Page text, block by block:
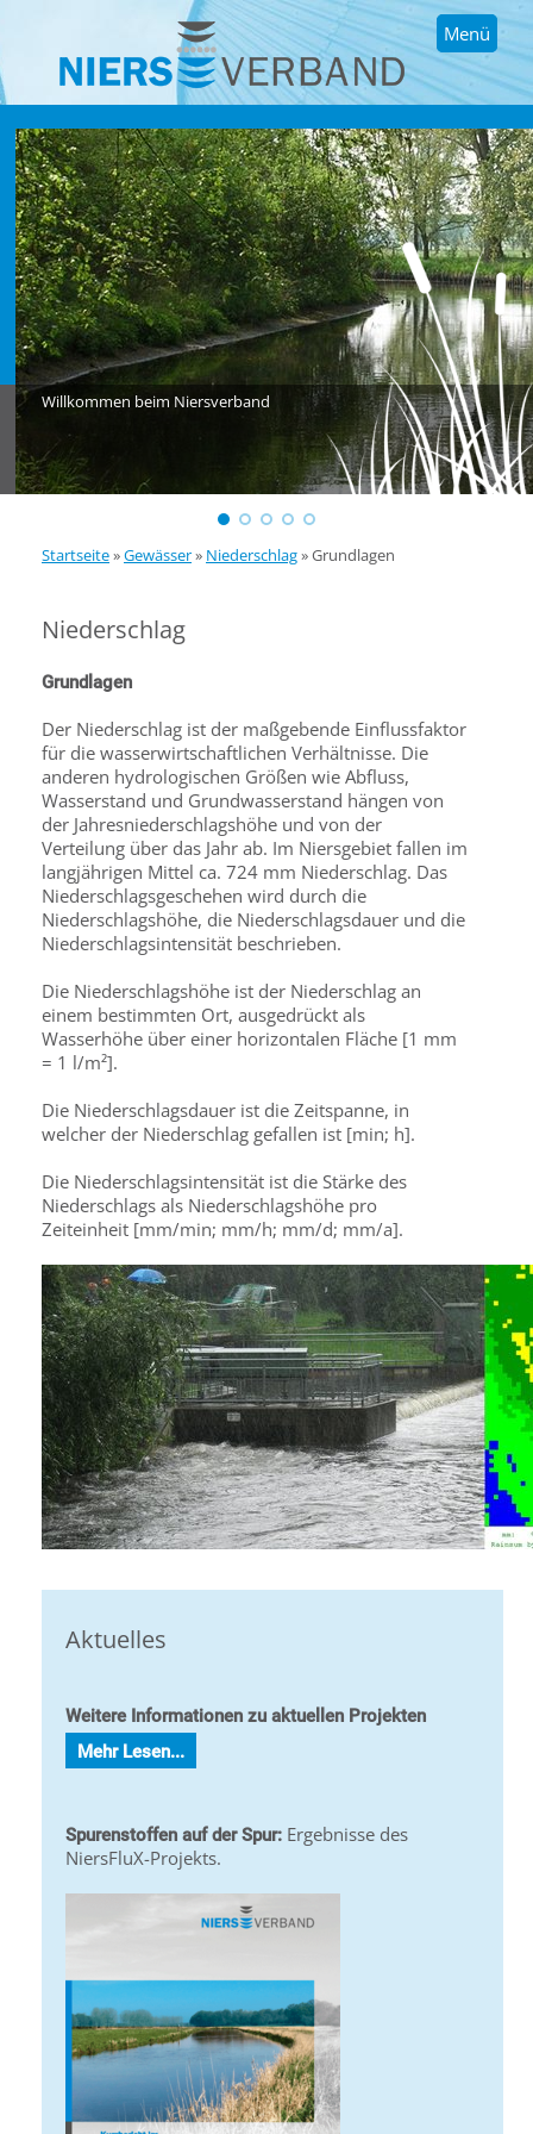
Menü
Willkommen beim Niersverband
Startseite»Gewässer» Niederschlag»Grundlagen
Niederschlag
Grundlagen
Der Niederschlag ist der maßgebende Einflussfaktor
für die wasserwirtschaftlichen Verhältnisse. Die
anderen hydrologischen Größen wie Abfluss,
Wasserstand und Grundwasserstand hängen von
der Jahresniederschlagshöhe und von der
Verteilung über das Jahr ab. Im Niersgebiet fallen im
langjährigen Mittel ca. 724 mm Niederschlag. Das
Niederschlagsgeschehen wird durch die
Niederschlagshöhe, die Niederschlagsdauer und die
Niederschlagsintensität beschrieben.
Die Niederschlagshöhe ist der Niederschlag an
einem bestimmten Ort, ausgedrückt als
Wasserhöhe über einer horizontalen Fläche [1 mm
= 1 l/m²].
Die Niederschlagsdauer ist die Zeitspanne, in
welcher der Niederschlag gefallen ist [min; h].
Die Niederschlagsintensität ist die Stärke des
Niederschlags als Niederschlagshöhe pro
Zeiteinheit [mm/min; mm/h; mm/d; mm/a].
Aktuelles
Weitere Informationen zu aktuellen Projekten
Mehr Lesen...
Spurenstoffen auf der Spur: Ergebnisse des
NiersFluX-Projekts.